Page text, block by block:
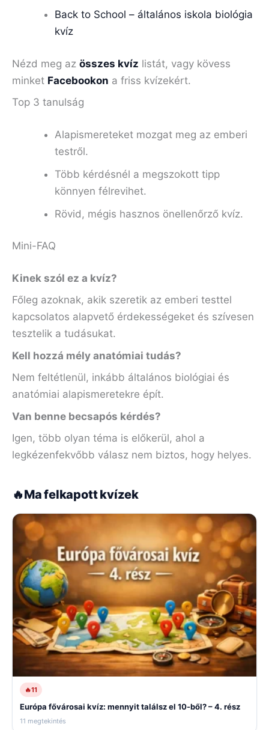
Back to School – általános iskola biológia
kvíz
Nézd meg az összes kvíz listát, vagy kövess
minket Facebookon a friss kvízekért.
Top 3 tanulság
Alapismereteket mozgat meg az emberi
testről.
Több kérdésnél a megszokott tipp
könnyen félrevihet.
Rövid, mégis hasznos önellenőrző kvíz.
Mini-FAQ
Kinek szól ez a kvíz?
Főleg azoknak, akik szeretik az emberi testtel
kapcsolatos alapvető érdekességeket és szívesen
tesztelik a tudásukat.
Kell hozzá mély anatómiai tudás?
Nem feltétlenül, inkább általános biológiai és
anatómiai alapismeretekre épít.
Van benne becsapós kérdés?
Igen, több olyan téma is előkerül, ahol a
legkézenfekvőbb válasz nem biztos, hogy helyes.
🔥Ma felkapott kvízek
🔥11
Európa fővárosai kvíz: mennyit találsz el 10-ből? – 4. rész
11 megtekintés